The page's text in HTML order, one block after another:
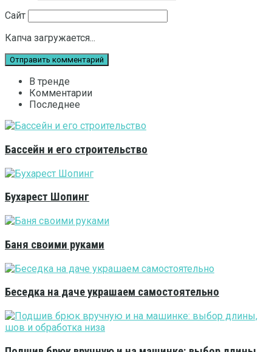
Сайт
Капча загружается...
В тренде
Комментарии
Последнее
Бассейн и его строительство
Бухарест Шопинг
Баня своими руками
Беседка на даче украшаем самостоятельно